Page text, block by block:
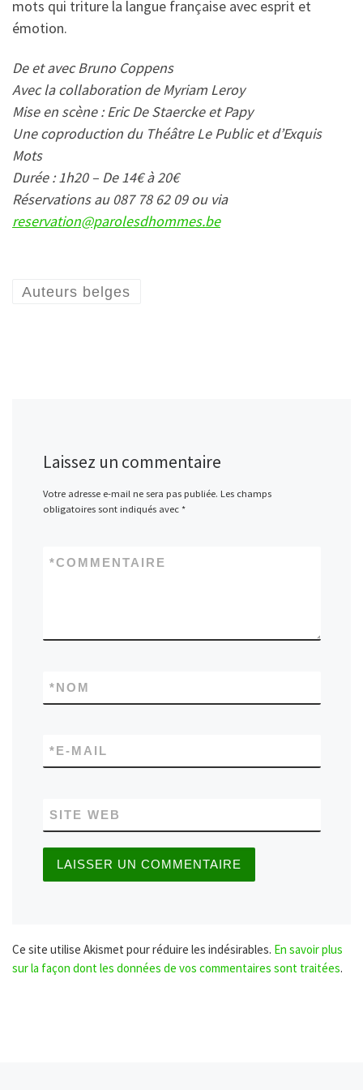
mots qui triture la langue française avec esprit et
émotion.
De et avec Bruno Coppens
Avec la collaboration de Myriam Leroy
Mise en scène : Eric De Staercke et Papy
Une coproduction du Théâtre Le Public et d’Exquis
Mots
Durée : 1h20 – De 14€ à 20€
Réservations au 087 78 62 09 ou via
reservation@parolesdhommes.be
Auteurs belges
Laissez un commentaire
Votre adresse e-mail ne sera pas publiée. Les champs
obligatoires sont indiqués avec *
COMMENTAIRE
*
NOM
*
E-MAIL
*
SITE WEB
Ce site utilise Akismet pour réduire les indésirables. En savoir plus
sur la façon dont les données de vos commentaires sont traitées.